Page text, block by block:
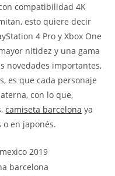
compatibilidad 4K
esto quiere decir
4 Pro y Xbox One
nitidez y una gama
novedades importantes,
es que cada personaje
con lo que,
camiseta barcelona ya
o en japonés.